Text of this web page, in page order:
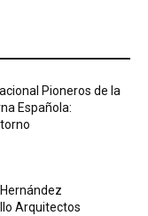
Pioneros de la
Española:
Arquitectos